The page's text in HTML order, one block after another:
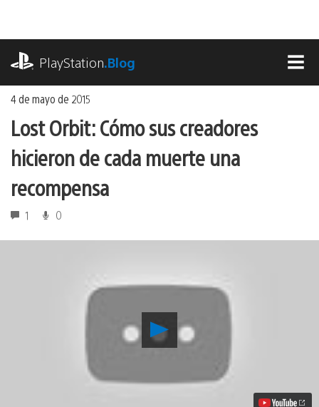
contenido
PlayStation.Blog
4 de mayo de 2015
Lost Orbit: Cómo sus creadores
hicieron de cada muerte una
recompensa
1 0
Reproducir
Lost
Orbit: